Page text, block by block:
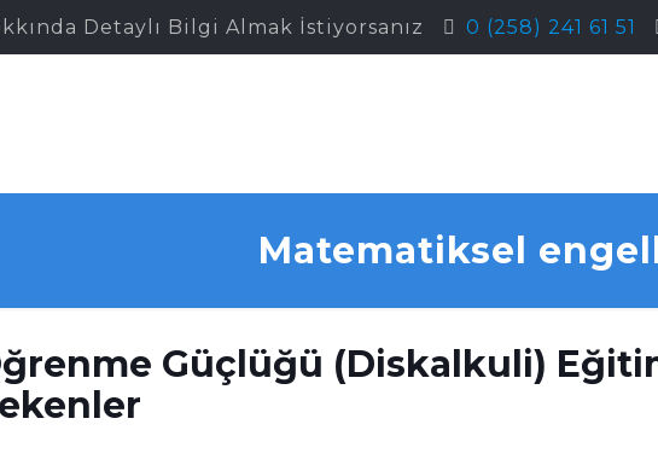
Detaylı Bilgi Almak İstiyorsanız 0 (258) 241 61 51
Matematiksel
Güçlüğü (Diskalkuli)